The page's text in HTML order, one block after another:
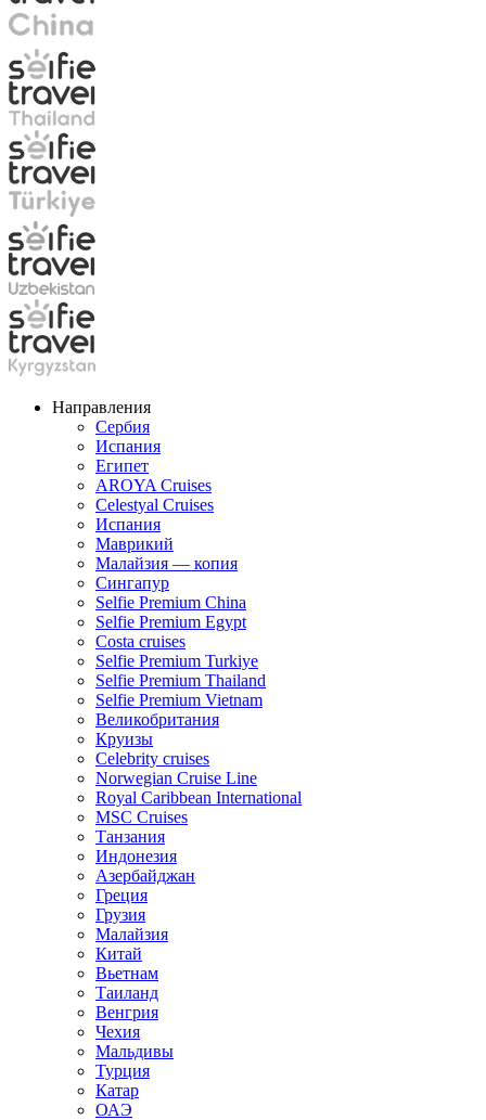
Направления
Сербия
Испания
Египет
AROYA Cruises
Celestyal Cruises
Испания
Маврикий
Малайзия — копия
Сингапур
Selfie Premium China
Selfie Premium Egypt
Costa cruises
Selfie Premium Turkiye
Selfie Premium Thailand
Selfie Premium Vietnam
Великобритания
Круизы
Celebrity cruises
Norwegian Cruise Line
Royal Caribbean International
MSC Cruises
Танзания
Индонезия
Азербайджан
Греция
Грузия
Малайзия
Китай
Вьетнам
Таиланд
Венгрия
Чехия
Мальдивы
Турция
Катар
ОАЭ